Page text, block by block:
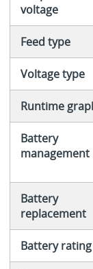
voltage
Feed type
Voltage type
Runtime
Battery
management
Battery
replacement
Battery rating